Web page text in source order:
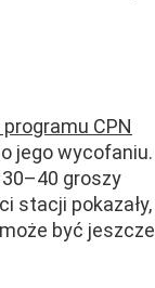
CPN
jego wycofaniu.
groszy
stacji pokazały,
być jeszcze